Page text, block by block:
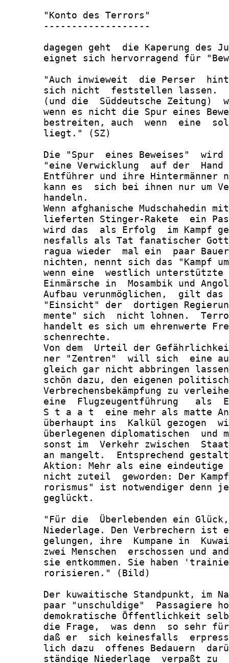
       "Konto des Terrors"
       -------------------
dagegen geht  die Kaperung des
eignet sich hervorragend für
"Auch inwieweit  die Perser
sich nicht  feststellen lassen.
(und die  Süddeutsche Zeitung)
wenn es nicht die Spur eines
bestreiten, auch  wenn  eine
       liegt." (SZ)
Die "Spur  eines Beweises"
"eine Verwicklung  auf der
Entführer und ihre Hintermänner
kann es  sich bei ihnen nur um
       handeln.
Wenn afghanische Mudschahedin
lieferten Stinger-Rakete  ein
wird das  als Erfolg  im Kampf
nesfalls als Tat fanatischer
ragua wieder  mal ein  paar
nichten, nennt sich das "Kampf
wenn eine  westlich
Einmärsche in  Mosambik und
Aufbau verunmöglichen,  gilt
"Einsicht" der  dortigen
mente" sich  nicht lohnen.
handelt es sich um ehrenwerte
       schenrechte.
Von dem  Urteil der
ner "Zentren"  will sich  eine
gleich gar nicht abbringen
schön dazu, den eigenen
Verbrechensbekämpfung zu
eine  Flugzeugentführung   als
S t a a t  eine mehr als matte
überhaupt ins  Kalkül gezogen
überlegenen diplomatischen  und
sonst im  Verkehr zwischen
an mangelt.  Entsprechend
Aktion: Mehr als eine
nicht zuteil  geworden: Der
rorismus" ist notwendiger denn
       geglückt.
"Für die  Überlebenden ein
Niederlage. Den Verbrechern ist
gelungen, ihre  Kumpane in
zwei Menschen  erschossen und
sie entkommen. Sie haben
       rorisieren." (Bild)
Der kuwaitische Standpunkt, im
paar "unschuldige"  Passagiere
demokratische Öffentlichkeit
die Frage,  was denn  so sehr
daß er  sich keinesfalls
lich dazu  offenes Bedauern
ständige Niederlage  verpaßt zu